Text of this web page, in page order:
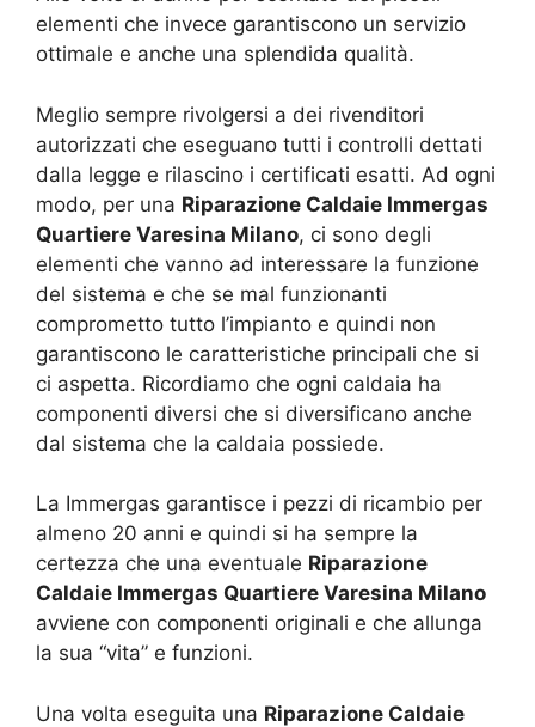
elementi che invece garantiscono un servizio
ottimale e anche una splendida qualità.
Meglio sempre rivolgersi a dei rivenditori
autorizzati che eseguano tutti i controlli dettati
dalla legge e rilascino i certificati esatti. Ad ogni
modo, per una Riparazione Caldaie Immergas
Quartiere Varesina Milano, ci sono degli
elementi che vanno ad interessare la funzione
del sistema e che se mal funzionanti
comprometto tutto l’impianto e quindi non
garantiscono le caratteristiche principali che si
ci aspetta. Ricordiamo che ogni caldaia ha
componenti diversi che si diversificano anche
dal sistema che la caldaia possiede.
La Immergas garantisce i pezzi di ricambio per
almeno 20 anni e quindi si ha sempre la
certezza che una eventuale Riparazione
Caldaie Immergas Quartiere Varesina Milano
avviene con componenti originali e che allunga
la sua “vita” e funzioni.
Una volta eseguita una Riparazione Caldaie